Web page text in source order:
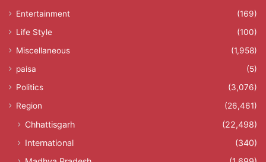
Entertainment
(169)
Life Style
(100)
Miscellaneous
(1,958)
paisa
(5)
Politics
(3,076)
Region
(26,461)
Chhattisgarh
(22,498)
International
(340)